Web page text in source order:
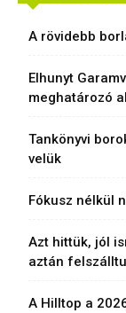
A rövidebb
Elhunyt
meghatározó
Tankönyvi
velük
Fókusz nélkül
Azt hittük, jól
aztán
A Hilltop a